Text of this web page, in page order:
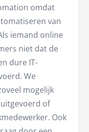
omdat
van
iemand online
niet dat de
dure IT-
We
mogelijk
of
Ook